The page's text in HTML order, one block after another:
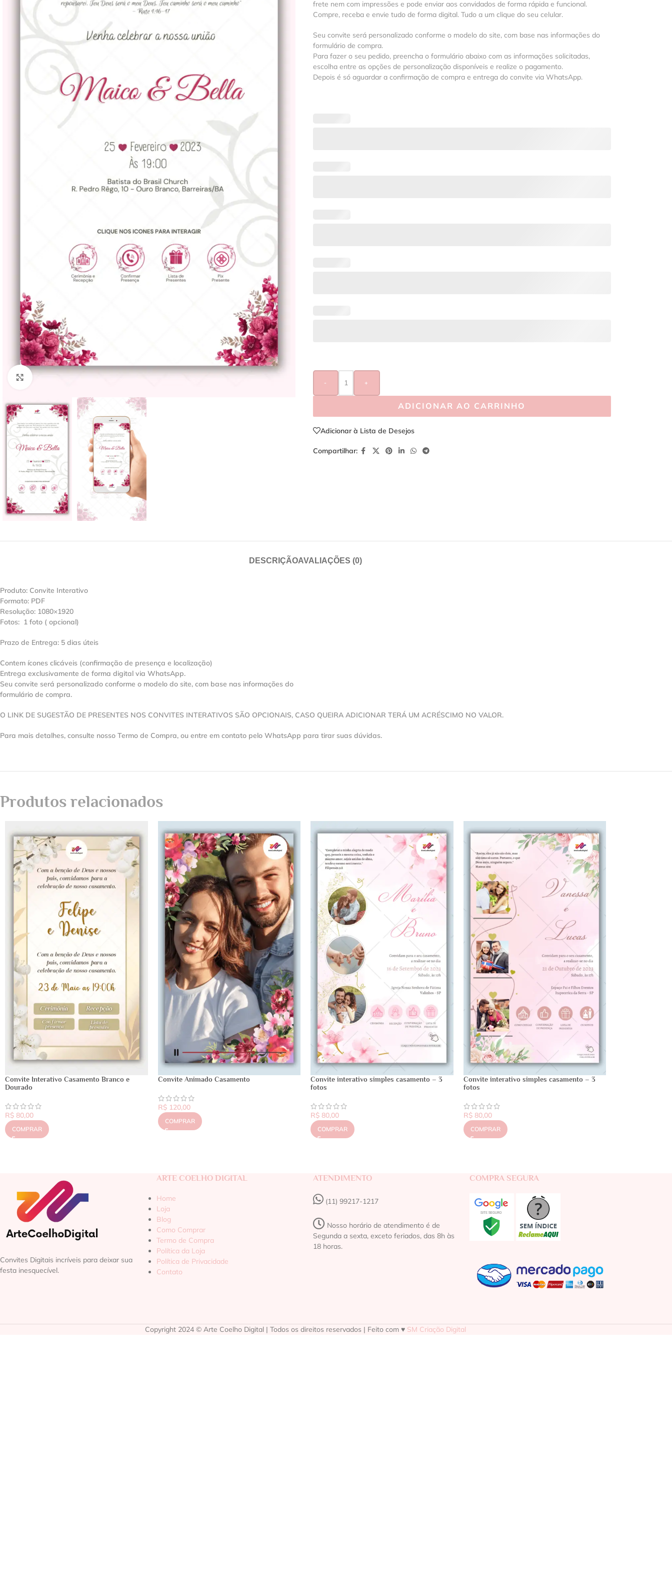
frete nem com impressões e pode enviar aos convidados de forma rápida e funcional.
Compre, receba e envie tudo de forma digital. Tudo a um clique do seu celular.
Seu convite será personalizado conforme o modelo do site, com base nas informações do
formulário de compra.
Para fazer o seu pedido, preencha o formulário abaixo com as informações solicitadas,
escolha entre as opções de personalização disponíveis e realize o pagamento.
Depois é só aguardar a confirmação de compra e entrega do convite via WhatsApp.
- +
ADICIONAR AO CARRINHO
Adicionar à Lista de Desejos
Compartilhar:
DESCRIÇÃOAVALIAÇÕES (0)
Produto: Convite Interativo
Formato: PDF
Resolução: 1080×1920
Fotos: 1 foto ( opcional)
Prazo de Entrega: 5 dias úteis
Contem ícones clicáveis (confirmação de presença e localização)
Entrega exclusivamente de forma digital via WhatsApp.
Seu convite será personalizado conforme o modelo do site, com base nas informações do
formulário de compra.
O LINK DE SUGESTÃO DE PRESENTES NOS CONVITES INTERATIVOS SÃO OPCIONAIS, CASO QUEIRA ADICIONAR TERÁ UM ACRÉSCIMO NO VALOR.
Para mais detalhes, consulte nosso Termo de Compra, ou entre em contato pelo WhatsApp para tirar suas dúvidas.
Produtos relacionados
Convite Interativo Casamento Branco e
Dourado
R$ 80,00
COMPRAR
Convite Animado Casamento
R$120,00
COMPRAR
Convite interativo simples casamento – 3
fotos
R$ 80,00
COMPRAR
Convite interativo simples casamento – 3
fotos
R$80,00
COMPRAR
Convites Digitais incríveis para deixar sua
festa inesquecível.
ARTE COELHO DIGITAL
Home
Loja
Blog
Como Comprar
Termo de Compra
Política da Loja
Política de Privacidade
Contato
ATENDIMENTO
(11) 99217-1217‬
Nosso horário de atendimento é de
Segunda a sexta, exceto feriados, das 8h às
18 horas.
COMPRA SEGURA
Copyright 2024 © Arte Coelho Digital | Todos os direitos reservados | Feito com ♥ SM Criação Digital